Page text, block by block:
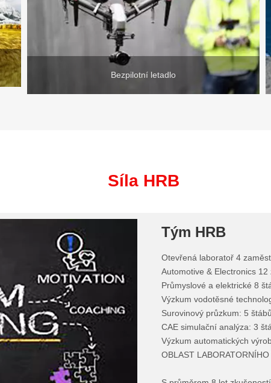
Bezpilotní letadlo
Síla HRB
Tým HRB
Otevřená laboratoř 4
Automotive & Electronics 12
Průmyslové a elektrické 8
Výzkum vodotěsné
Surovinový průzkum: 5
CAE simulační analýza: 3
Výzkum automatických
OBLAST